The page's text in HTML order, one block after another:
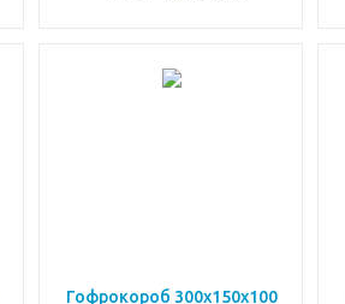
Гофрокороб 300х150х100